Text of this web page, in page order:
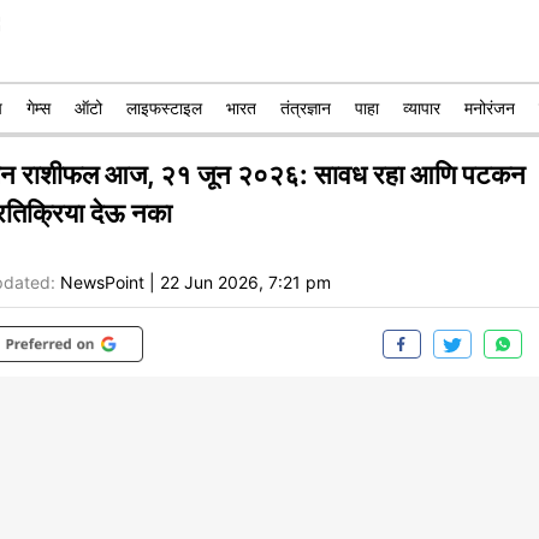
गेम्स ऑटो लाइफस्टाइल भारत तंत्रज्ञान पाहा व्यापार मनोरंजन
राशीफल आज, २१ जून २०२६: सावध रहा आणि पटकन
देऊ नका
NewsPoint 22 Jun 2026, 7:21 pm